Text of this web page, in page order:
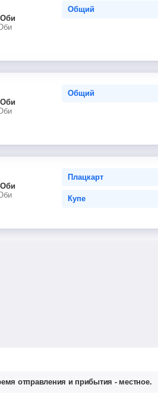
Общий
Общий
Плацкарт
Купе
отправления и прибытия - местное.